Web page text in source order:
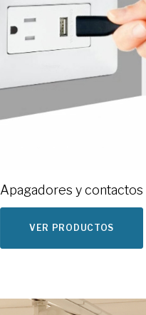
Apagadores y contactos
VER PRODUCTOS